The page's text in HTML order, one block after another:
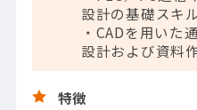
設計の基礎スキ
・CADを用いた
設計および資料
特徴